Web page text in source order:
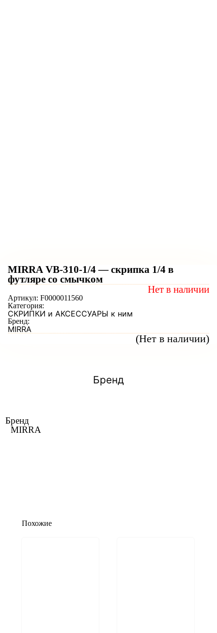
MIRRA VB-310-1/4 — cкрипка 1/4 в
футляре со смычком
(Нет в наличии)
Нет в наличии
Артикул: F0000011560
Категория:
СКРИПКИ и АКСЕССУАРЫ к ним
Бренд:
MIRRA
Бренд
Бренд
MIRRA
Похожие